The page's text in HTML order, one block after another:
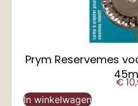
Prym Reservemes
€
In winkelwagen